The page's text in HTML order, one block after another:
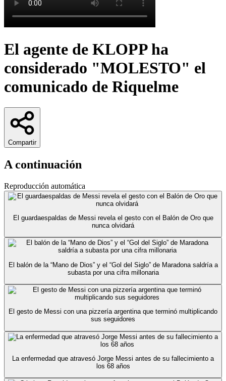
El agente de KLOPP ha
considerado "MOLESTO" el
comunicado de Riquelme
Compartir
A continuación
Reproducción automática
El guardaespaldas de Messi revela el gesto con el Balón de Oro que
nunca olvidará
El balón de la “Mano de Dios” y el “Gol del Siglo” de Maradona saldría a
subasta por una cifra millonaria
El gesto de Messi con una pizzería argentina que terminó multiplicando
sus seguidores
La enfermedad que atravesó Jorge Messi antes de su fallecimiento a
los 68 años